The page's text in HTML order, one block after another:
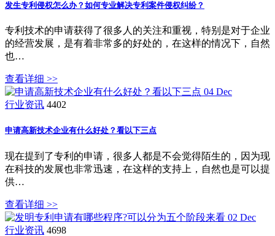
发生专利侵权怎么办？如何专业解决专利案件侵权纠纷？
专利技术的申请获得了很多人的关注和重视，特别是对于企业
的经营发展，是有着非常多的好处的，在这样的情况下，自然
也…
查看详细 >>
04 Dec
行业资讯 4402
申请高新技术企业有什么好处？看以下三点
现在提到了专利的申请，很多人都是不会觉得陌生的，因为现
在科技的发展也非常迅速，在这样的支持上，自然也是可以提
供…
查看详细 >>
02 Dec
行业资讯 4698